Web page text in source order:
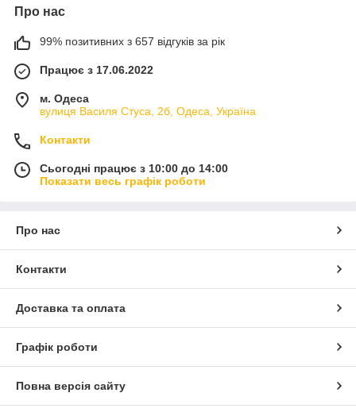
Про нас
99% позитивних з 657 відгуків за рік
Працює з 17.06.2022
м. Одеса
вулиця Василя Стуса, 2б, Одеса, Україна
Контакти
Сьогодні працює з 10:00 до 14:00
Показати весь графік роботи
Про нас
Контакти
Доставка та оплата
Графік роботи
Повна версія сайту